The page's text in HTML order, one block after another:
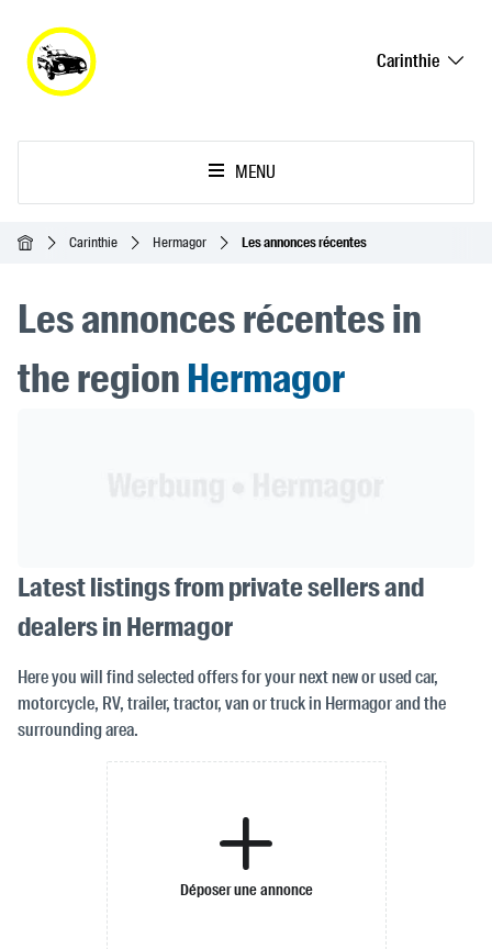
Carinthie
MENU
AccueilCarinthie Hermagor Les annonces récentes
Les annonces récentes in
the regionHermagor
Latest listings from private sellers and
dealers in Hermagor
Here you will find selected offers for your next new or used car,
motorcycle, RV, trailer, tractor, van or truck in Hermagor and the
surrounding area.
Déposer une annonce